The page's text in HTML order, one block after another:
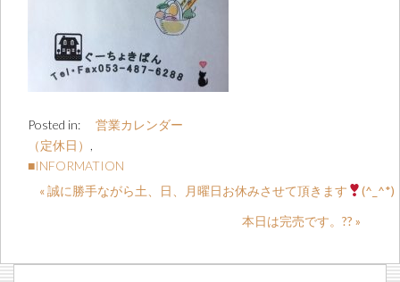
Posted in:
営業カレンダー
（定休日）
■INFORMATION
« 誠に勝手ながら土、日、月曜日お休みさせて頂きます
(^_^*)
本日は完売です。?? »